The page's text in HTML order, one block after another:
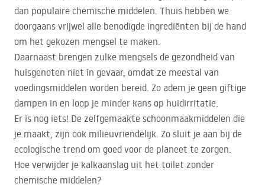
dan populaire chemische middelen. Thuis hebben we
doorgaans vrijwel alle benodigde ingrediënten bij de hand
om het gekozen mengsel te maken.
Daarnaast brengen zulke mengsels de gezondheid van
huisgenoten niet in gevaar, omdat ze meestal van
voedingsmiddelen worden bereid. Zo adem je geen giftige
dampen in en loop je minder kans op huidirritatie.
Er is nog iets! De zelfgemaakte schoonmaakmiddelen die
je maakt, zijn ook milieuvriendelijk. Zo sluit je aan bij de
ecologische trend om goed voor de planeet te zorgen.
Hoe verwijder je kalkaanslag uit het toilet zonder
chemische middelen?